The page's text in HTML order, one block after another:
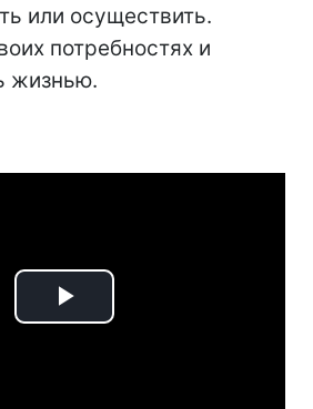
или осуществить.
потребностях и
жизнью.
Play